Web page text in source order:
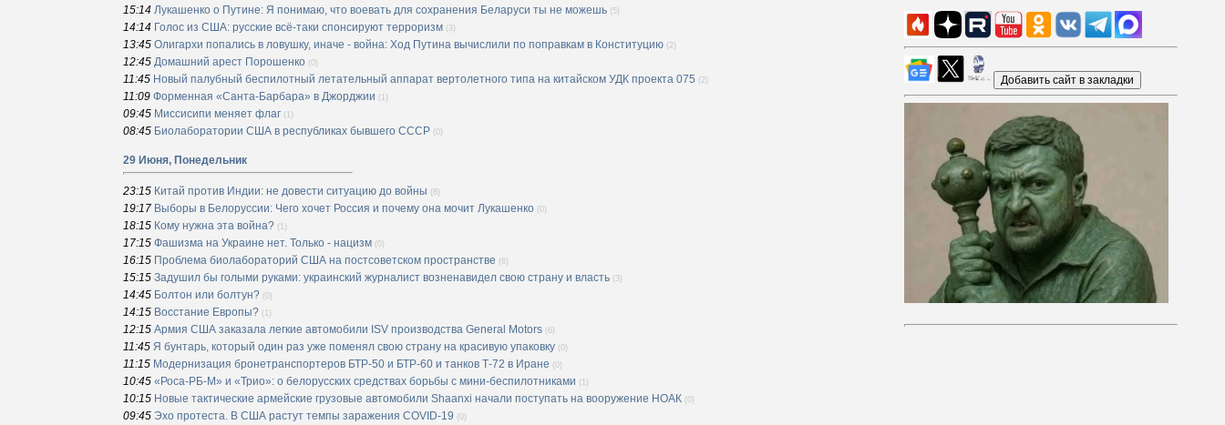
15:14 Лукашенко о Путине: Я понимаю, что воевать для сохранения Беларуси ты не можешь (5)
14:14 Голос из США: русские всё-таки спонсируют терроризм (3)
13:45 Олигархи попались в ловушку, иначе - война: Ход Путина вычислили по поправкам в Конституцию (2)
12:45 Домашний арест Порошенко (0)
11:45 Новый палубный беспилотный летательный аппарат вертолетного типа на китайском УДК проекта 075 (2)
11:09 Форменная «Санта-Барбара» в Джорджии (1)
09:45 Миссисипи меняет флаг (1)
08:45 Биолаборатории США в республиках бывшего СССР (0)
29 Июня, Понедельник
23:15 Китай против Индии: не довести ситуацию до войны (8)
19:17 Выборы в Белоруссии: Чего хочет Россия и почему она мочит Лукашенко (0)
18:15 Кому нужна эта война? (1)
17:15 Фашизма на Украине нет. Только - нацизм (0)
16:15 Проблема биолабораторий США на постсоветском пространстве (6)
15:15 Задушил бы голыми руками: украинский журналист возненавидел свою страну и власть (3)
14:45 Болтон или болтун? (0)
14:15 Восстание Европы? (1)
12:15 Армия США заказала легкие автомобили ISV производства General Motors (6)
11:45 Я бунтарь, который один раз уже поменял свою страну на красивую упаковку (0)
11:15 Модернизация бронетранспортеров БТР-50 и БТР-60 и танков Т-72 в Иране (0)
10:45 «Роса-РБ-М» и «Трио»: о белорусских средствах борьбы с мини-беспилотниками (1)
10:15 Новые тактические армейские грузовые автомобили Shaanxi начали поступать на вооружение НОАК (0)
09:45 Эхо протеста. В США растут темпы заражения COVID-19 (0)